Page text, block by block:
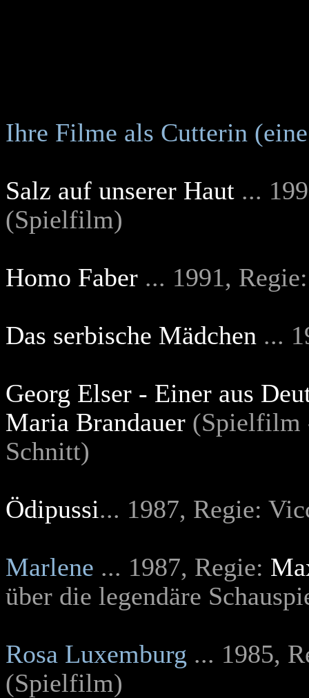
Ihre Filme als Cutterin
Salz auf unserer Haut ...
(Spielfilm)
Homo Faber ... 1991,
Das serbische Mädchen ...
Georg Elser - Einer aus
Maria Brandauer (Spielfilm
Schnitt)
Ödipussi... 1987, Regie:
Marlene ... 1987, Regie:
über die legendäre
Rosa Luxemburg ... 1985,
(Spielfilm)